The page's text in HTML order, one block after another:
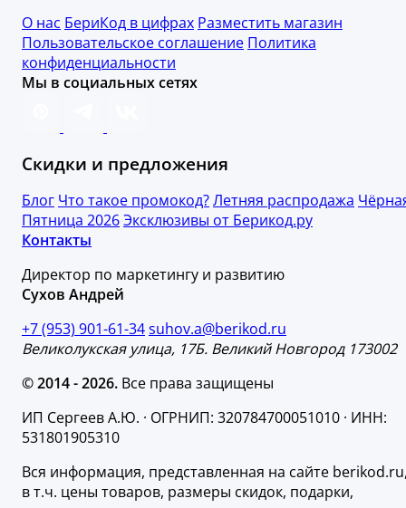
О нас БериКод в цифрах Разместить магазин
Пользовательское соглашение Политика
конфиденциальности
Мы в социальных сетях
Скидки и предложения
Блог Что такое промокод?Летняя распродажа
Пятница 2026Эксклюзивы от Берикод.ру
Контакты
Директор по маркетингу и развитию
Сухов Андрей
+7 (953) 901-61-34suhov.a@berikod.ru
Великолукская улица, 17Б. Великий Новгород 173002
© 2014 - 2026. Все права защищены
ИП Сергеев А.Ю. · ОГРНИП: 320784700051010 · ИНН:
531801905310
Вся информация, представленная на сайте
в т.ч. цены товаров, размеры скидок, подарки,